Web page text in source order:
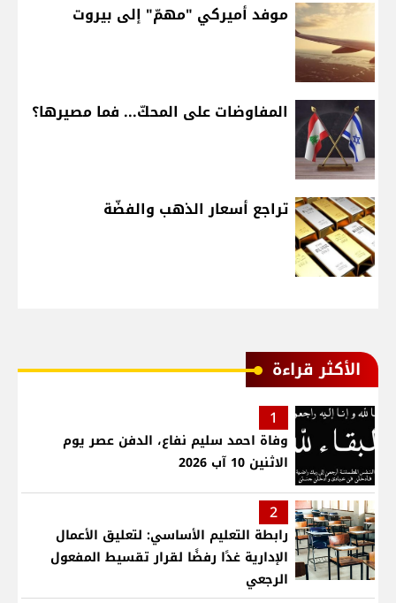
موفد أميركي "مهمّ" إلى بيروت
المفاوضات على المحكّ... فما مصيرها؟
تراجع أسعار الذهب والفضّة
الأكثر قراءة
1
وفاة احمد سليم نفاع، الدفن عصر يوم
الاثنين 10 آب 2026
2
رابطة التعليم الأساسي: لتعليق الأعمال
الإدارية غدًا رفضًا لقرار تقسيط المفعول
الرجعي